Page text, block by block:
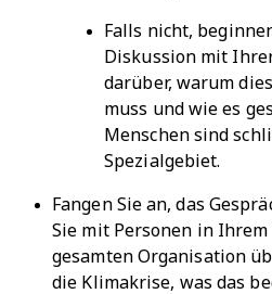
Falls nicht,
Diskussion mit
darüber, warum
muss und wie es
Menschen sind
Spezialgebiet.
Fangen Sie an, das
Sie mit Personen in
gesamten Organisation
die Klimakrise, was das